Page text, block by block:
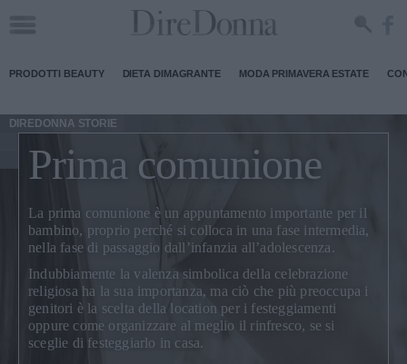
PRODOTTI BEAUTY DIETA DIMAGRANTE MODA PRIMAVERA ESTATE
DIREDONNA STORIE
Prima comunione
La prima comunione è un appuntamento importante per il
bambino, proprio perché si colloca in una fase intermedia,
nella fase di passaggio dall’infanzia all’adolescenza.
Indubbiamente la valenza simbolica della celebrazione
religiosa ha la sua importanza, ma ciò che più preoccupa i
genitori è la scelta della location per i festeggiamenti
oppure come organizzare al meglio il rinfresco, se si
sceglie di festeggiarlo in casa.